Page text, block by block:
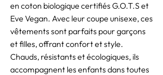
en coton biologique certifiés G.O.T.S et
Eve Vegan. Avec leur coupe unisexe, ces
vêtements sont parfaits pour garçons
et filles, offrant confort et style.
Chauds, résistants et écologiques, ils
accompagnent les enfants dans toutes